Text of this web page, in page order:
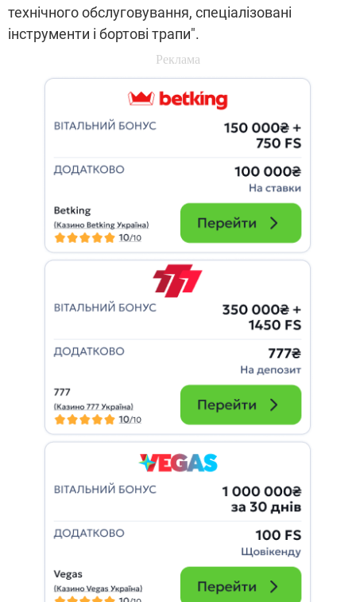
технічного обслуговування, спеціалізовані
інструменти і бортові трапи".